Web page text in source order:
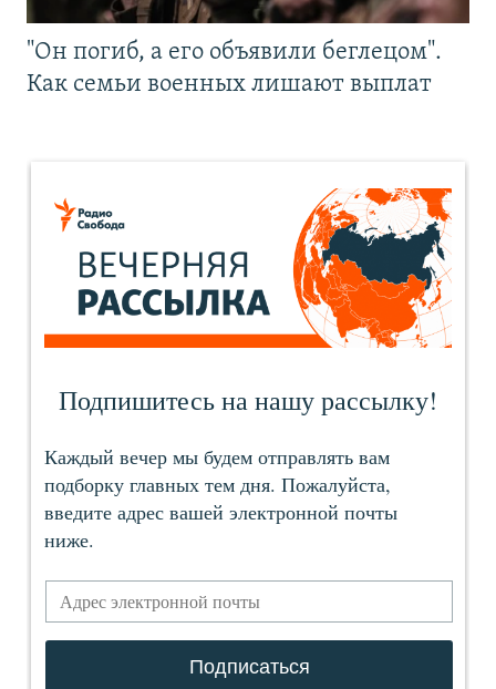
"Он погиб, а его объявили беглецом".
Как семьи военных лишают выплат